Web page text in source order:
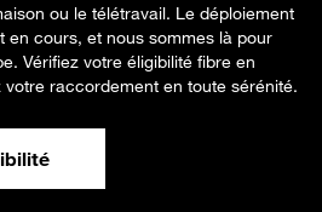
ou le télétravail. Le déploiement
en cours, et nous sommes là pour
Vérifiez votre éligibilité fibre en
raccordement en toute sérénité.